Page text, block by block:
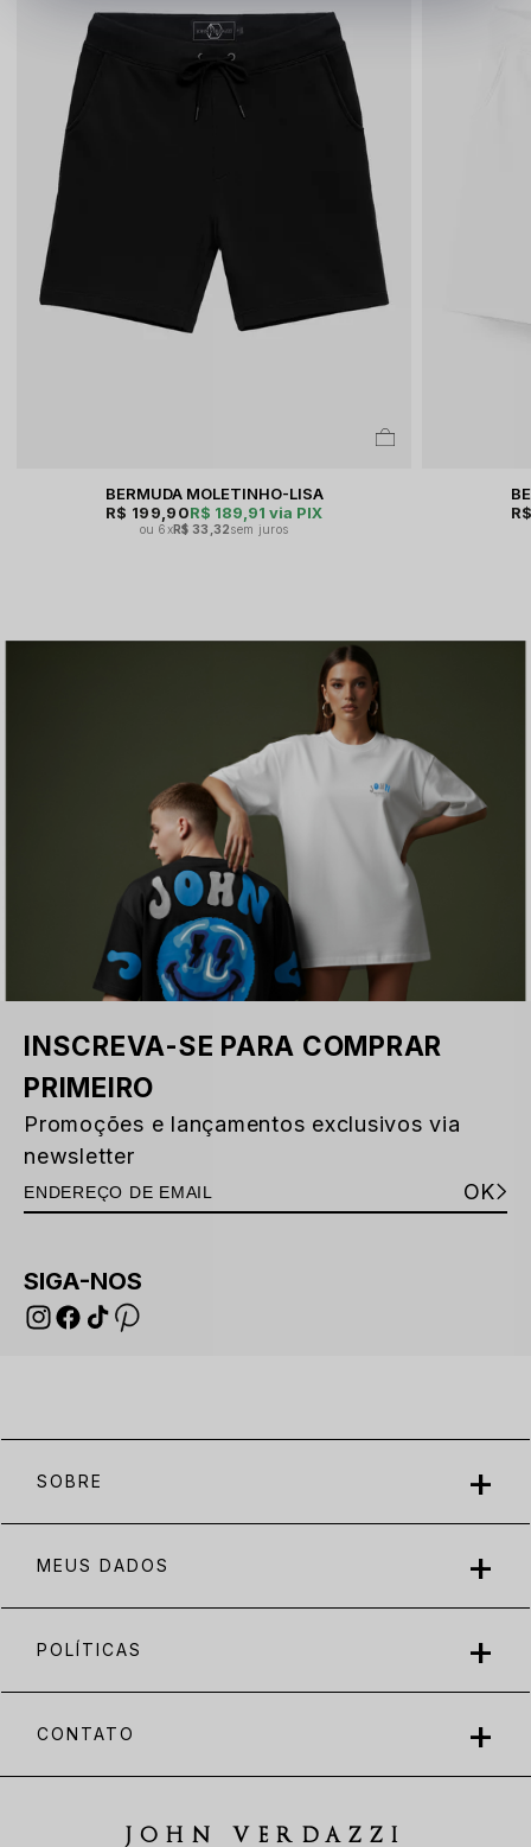
BERMUDA MOLETINHO-LISA
R$ 189,91 via PIX
R$ 199,90
6xR$ 33,32sem juros
INSCREVA-SE PARA COMPRAR
PRIMEIRO
Promoções e lançamentos exclusivos via
newsletter
OK
SIGA-NOS
SOBRE
MEUS DADOS
POLÍTICAS
CONTATO
JOHN VERDAZZI